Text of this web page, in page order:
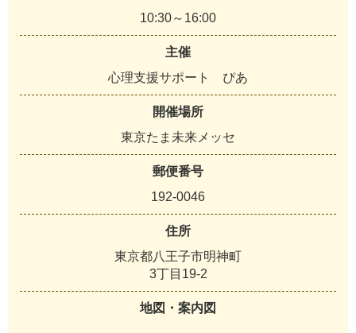
10:30～16:00
主催
心理支援サポート ぴあ
開催場所
東京たま未来メッセ
郵便番号
192-0046
住所
東京都八王子市明神町
3丁目19-2
地図・案内図